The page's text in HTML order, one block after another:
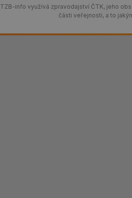
TZB-info využívá zpravodajství ČTK, jeho
části veřejnosti, a to